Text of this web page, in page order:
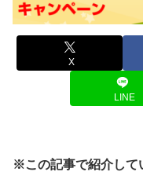
X
LINE
※この記事で紹介して